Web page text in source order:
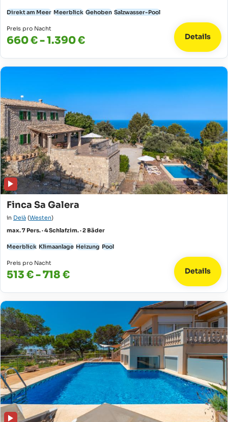
Direkt am Meer Meerblick Gehoben Salzwasser-Pool
Preis pro Nacht
660 € - 1.390 € Details
Finca Sa Galera
in Deià (Westen)
max. 7 Pers. · 4 Schlafzim. · 2 Bäder
Meerblick Klimaanlage Heizung Pool
Preis pro Nacht
513 € - 718 € Details